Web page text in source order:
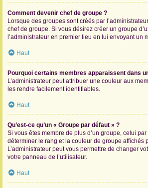
Comment devenir chef de groupe ?
Lorsque des groupes sont créés par
chef de groupe. Si vous désirez créer un groupe
l’administrateur en premier lieu en lui envoyant un
Haut
Pourquoi certains membres apparaissent dans
L’administrateur peut attribuer une couleur aux
les rendre facilement identifiables.
Haut
Qu’est-ce qu’un « Groupe par défaut » ?
Si vous êtes membre de plus d’un groupe, celui
déterminer le rang et la couleur de groupe affichés
L’administrateur peut vous permettre de changer
votre panneau de l’utilisateur.
Haut